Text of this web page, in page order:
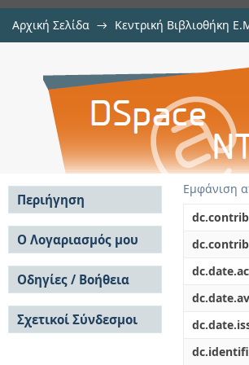
Αρχική Σελίδα → Κεντρική Βιβλιοθήκη
Acceleration of
Εμφάνιση
Περιήγηση
Σε όλο το DSpace
Κοινότητες & Συλλογές
Ανά Ημερομηνία
Έκδοσης
Συγγραφείς
Τίτλοι
Θέματα
Ο Λογαριασμός μου
Σύνδεση
Εγγραφή
Οδηγίες / Βοήθεια
Οδηγίες Υποβολής
Οδηγίες Χρήσης ΙΑ
Συχνές Ερωτήσεις
Σχετικοί Σύνδεσμοι